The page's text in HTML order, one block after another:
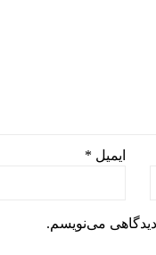
ایمیل *
می‌نویسم.